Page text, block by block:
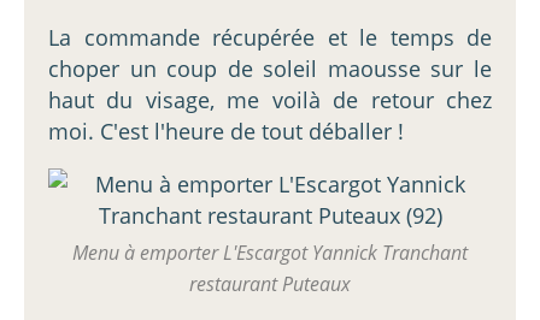
La commande récupérée et le temps de
choper un coup de soleil maousse sur le
haut du visage, me voilà de retour chez
moi. C'est l'heure de tout déballer !
Menu à emporter L'Escargot Yannick Tranchant
restaurant Puteaux